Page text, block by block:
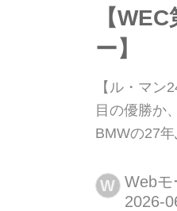
【
ー】
【ル・マン
目の優勝か
BMWの27
13日〜14日(
選手権第3
W Webモ